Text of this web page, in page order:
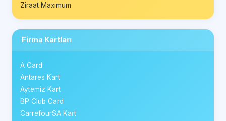
Ziraat Maximum
Firma Kartları
A Card
Antares Kart
Aytemiz Kart
BP Club Card
CarrefourSA Kart